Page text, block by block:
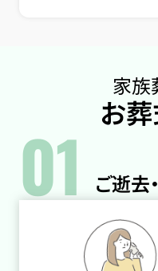
家族
お
01 ご逝去